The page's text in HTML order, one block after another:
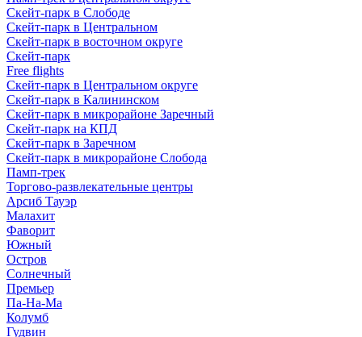
Скейт-парк в Слободе
Скейт-парк в Центральном
Скейт-парк в восточном округе
Скейт-парк
Free flights
Скейт-парк в Центральном округе
Скейт-парк в Калининском
Скейт-парк в микрорайоне Заречный
Скейт-парк на КПД
Скейт-парк в Заречном
Скейт-парк в микрорайоне Слобода
Памп-трек
Торгово-развлекательные центры
Арсиб Тауэр
Малахит
Фаворит
Южный
Остров
Солнечный
Премьер
Па-На-Ма
Колумб
Гудвин